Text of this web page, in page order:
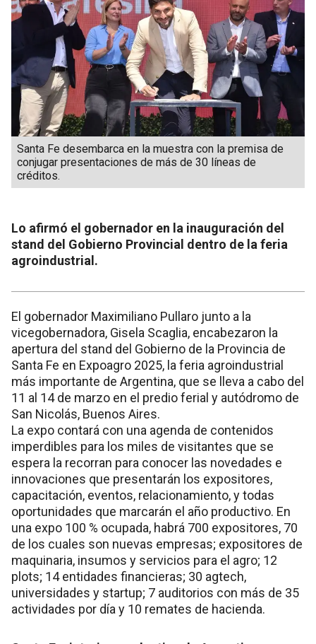
Santa Fe desembarca en la muestra con la premisa de
conjugar presentaciones de más de 30 líneas de
créditos.
Lo afirmó el gobernador en la inauguración del
stand del Gobierno Provincial dentro de la feria
agroindustrial.
El gobernador Maximiliano Pullaro junto a la
vicegobernadora, Gisela Scaglia, encabezaron la
apertura del stand del Gobierno de la Provincia de
Santa Fe en Expoagro 2025, la feria agroindustrial
más importante de Argentina, que se lleva a cabo del
11 al 14 de marzo en el predio ferial y autódromo de
San Nicolás, Buenos Aires.
La expo contará con una agenda de contenidos
imperdibles para los miles de visitantes que se
espera la recorran para conocer las novedades e
innovaciones que presentarán los expositores,
capacitación, eventos, relacionamiento, y todas
oportunidades que marcarán el año productivo. En
una expo 100 % ocupada, habrá 700 expositores, 70
de los cuales son nuevas empresas; expositores de
maquinaria, insumos y servicios para el agro; 12
plots; 14 entidades financieras; 30 agtech,
universidades y startup; 7 auditorios con más de 35
actividades por día y 10 remates de hacienda.